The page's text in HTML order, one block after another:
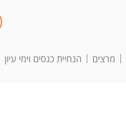
מרצים הנחיית כנסים וימי עיון